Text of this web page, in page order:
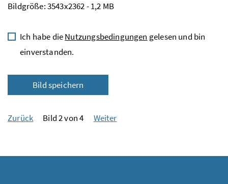
Bildgröße: 3543x2362 - 1,2 MB
Ich habe dieNutzungsbedingungen gelesen und bin
einverstanden.
Bild speichern
Zurück Bild 2 von 4 Weiter